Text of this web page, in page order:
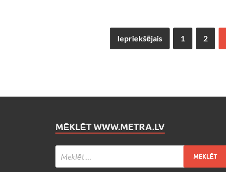
Iepriekšējais 1 2
MĒKLĒT WWW.METRA.LV